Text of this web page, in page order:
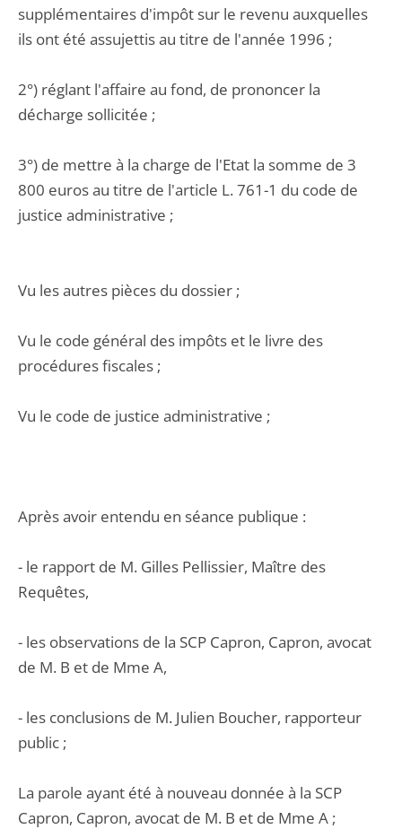
supplémentaires d'impôt sur le revenu auxquelles
ils ont été assujettis au titre de l'année 1996 ;
2°) réglant l'affaire au fond, de prononcer la
décharge sollicitée ;
3°) de mettre à la charge de l'Etat la somme de 3
800 euros au titre de l'article L. 761-1 du code de
justice administrative ;
Vu les autres pièces du dossier ;
Vu le code général des impôts et le livre des
procédures fiscales ;
Vu le code de justice administrative ;
Après avoir entendu en séance publique :
- le rapport de M. Gilles Pellissier, Maître des
Requêtes,
- les observations de la SCP Capron, Capron, avocat
de M. B et de Mme A,
- les conclusions de M. Julien Boucher, rapporteur
public ;
La parole ayant été à nouveau donnée à la SCP
Capron, Capron, avocat de M. B et de Mme A ;